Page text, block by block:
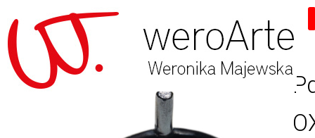
content